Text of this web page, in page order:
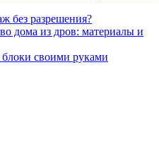
без разрешения?
дома из дров: материалы и
блоки своими руками